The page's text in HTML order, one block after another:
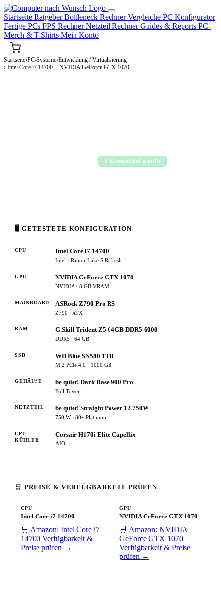
Startseite RatgeberBottleneck RechnerVergleiche PC Konfigurator
Fertige PCs FPS RechnerNetzteil RechnerGuides & Reports PC-
Merch & T-Shirts Mein Konto
Startseite›PC-Systeme›Entwicklung / Virtualisierung
› Intel Core i7 14700 + NVIDIA GeForce GTX 1070
✓ Kompatibel geprüft
🖥 GETESTETE KONFIGURATION
CPU Intel Core i7 14700
Intel · Raptor Lake S Refresh
GPU NVIDIA GeForce GTX 1070
NVIDIA · 8 GB VRAM
MAINBOARD ASRock Z790 Pro RS
Z790 · ATX
RAM G.Skill Trident Z5 64GB DDR5-6000
DDR5 · 64 GB
SSD WD Blue SN580 1TB
M.2 PCIe 4.0 · 1000 GB
GEHÄUSE be quiet! Dark Base 900 Pro
Full Tower
NETZTEIL be quiet! Straight Power 12 750W
750 W · 80+ Platinum
CPU-
KÜHLER
Corsair H170i Elite Capellix
AIO
🛒 PREISE & VERFÜGBARKEIT PRÜFEN
CPU
Intel Core i7 14700
🛒 Amazon: Intel Core i7
14700 Verfügbarkeit &
Preise prüfen →
GPU
NVIDIA GeForce GTX 1070
🛒 Amazon: NVIDIA
GeForce GTX 1070
Verfügbarkeit & Preise
prüfen →